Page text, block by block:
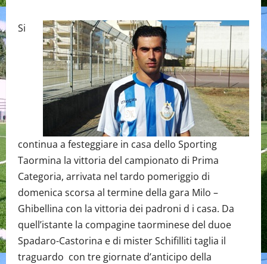
Si
continua a festeggiare in casa dello Sporting
Taormina la vittoria del campionato di Prima
Categoria, arrivata nel tardo pomeriggio di
domenica scorsa al termine della gara Milo –
Ghibellina con la vittoria dei padroni d i casa. Da
quell’istante la compagine taorminese del duoe
Spadaro-Castorina e di mister Schifilliti taglia il
traguardo con tre giornate d’anticipo della